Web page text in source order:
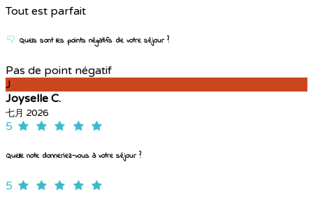
Tout est parfait
Quels sont les points négatifs de votre séjour ?
Pas de point négatif
J
Joyselle C.
七月 2026
5
Quelle note donneriez-vous à votre séjour ?
5